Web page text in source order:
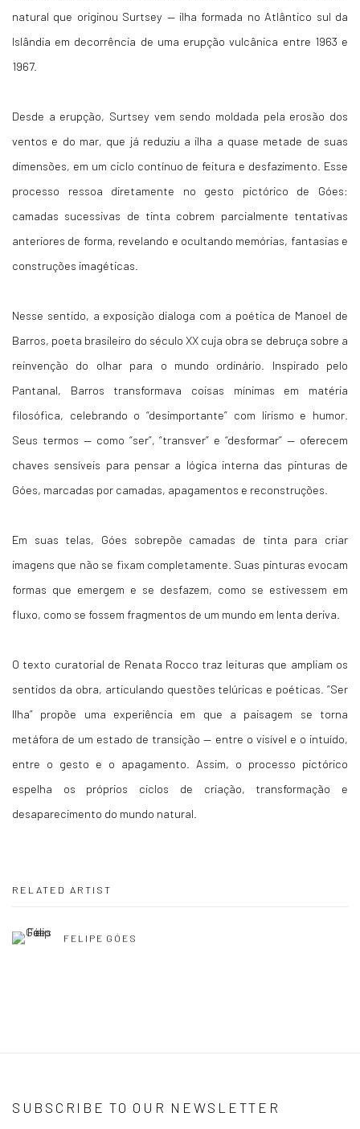
natural que originou Surtsey — ilha formada no Atlântico sul da
Islândia em decorrência de uma erupção vulcânica entre 1963 e
1967.
Desde a erupção, Surtsey vem sendo moldada pela erosão dos
ventos e do mar, que já reduziu a ilha a quase metade de suas
dimensões, em um ciclo contínuo de feitura e desfazimento. Esse
processo ressoa diretamente no gesto pictórico de Góes:
camadas sucessivas de tinta cobrem parcialmente tentativas
anteriores de forma, revelando e ocultando memórias, fantasias e
construções imagéticas.
Nesse sentido, a exposição dialoga com a poética de Manoel de
Barros, poeta brasileiro do século XX cuja obra se debruça sobre a
reinvenção do olhar para o mundo ordinário. Inspirado pelo
Pantanal, Barros transformava coisas mínimas em matéria
filosófica, celebrando o “desimportante” com lirismo e humor.
Seus termos — como “ser”, “transver” e “desformar” — oferecem
chaves sensíveis para pensar a lógica interna das pinturas de
Góes, marcadas por camadas, apagamentos e reconstruções.
Em suas telas, Góes sobrepõe camadas de tinta para criar
imagens que não se fixam completamente. Suas pinturas evocam
formas que emergem e se desfazem, como se estivessem em
fluxo, como se fossem fragmentos de um mundo em lenta deriva.
O texto curatorial de Renata Rocco traz leituras que ampliam os
sentidos da obra, articulando questões telúricas e poéticas. “Ser
Ilha” propõe uma experiência em que a paisagem se torna
metáfora de um estado de transição — entre o visível e o intuído,
entre o gesto e o apagamento. Assim, o processo pictórico
espelha os próprios ciclos de criação, transformação e
desaparecimento do mundo natural.
RELATED ARTIST
FELIPE GÓES
SUBSCRIBE TO OUR NEWSLETTER